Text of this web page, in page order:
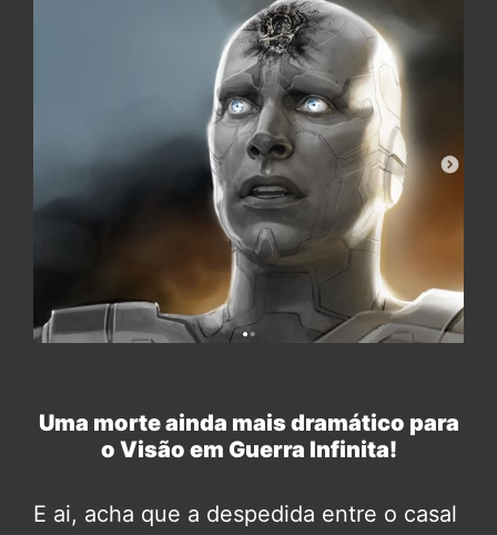
Uma morte ainda mais dramático para
o Visão em Guerra Infinita!
E ai, acha que a despedida entre o casal